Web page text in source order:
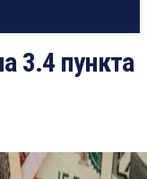
3.4 пункта